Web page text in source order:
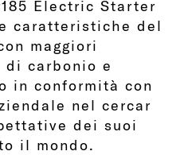
Electric Starter
caratteristiche del
maggiori
carbonio e
in conformità con
nel cercar
dei suoi
il mondo.